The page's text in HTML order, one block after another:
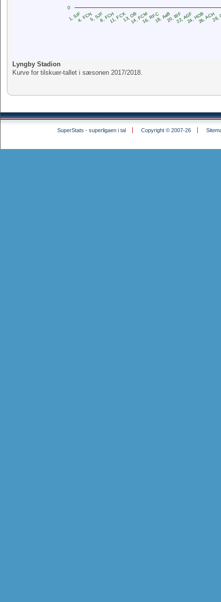
1, SIF4, FCN5, SJF8, FCH11, FCK13, OB14, FCM16, RFC18, AaB20, BIF22, AGF24, HOB26, ACH28,
0
Lyngby Stadion
Kurve for tilskuer-tallet i sæsonen 2017/2018.
SuperStats - superligaen i tal Copyright © 2007-26